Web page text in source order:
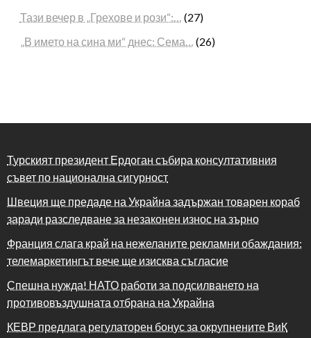
Тази вечер в „Грехове и рози“:… (27)
„В името на сина ми“ днес: Сема… (26)
Турският президент Ердоган събира консултативния
съвет по национална сигурност
Швеция ще предаде на Украйна задържан товарен кораб
заради разследване за незаконен износ на зърно
Франция слага край на нежеланите рекламни обаждания:
телемаркетингът вече ще изисква съгласие
Спешна нужда! НАТО работи за подсилването на
противовъздушната отбрана на Украйна
КЕВР предлага регулаторен бонус за окрупнените ВиК